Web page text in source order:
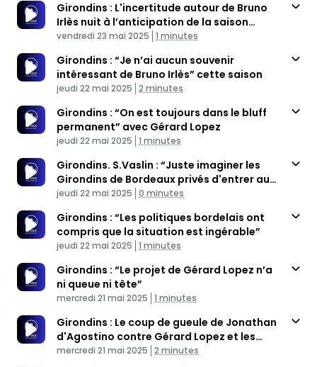
Girondins : L'incertitude autour de Bruno
Irlès nuit à l’anticipation de la saison
prochaine
Published At
vendredi 23 mai 2025 Time
1 minutes
Girondins : “Je n’ai aucun souvenir
intéressant de Bruno Irlès” cette saison
Published At
jeudi 22 mai 2025 Time
2 minutes
Girondins : “On est toujours dans le bluff
permanent” avec Gérard Lopez
Published At
jeudi 22 mai 2025 Time
1 minutes
Girondins. S.Vaslin : “Juste imaginer les
Girondins de Bordeaux privés d'entrer au
Haillan...”
Published At
jeudi 22 mai 2025 Time
0 minutes
Girondins : “Les politiques bordelais ont
compris que la situation est ingérable”
Published At
jeudi 22 mai 2025 Time
1 minutes
Girondins : “Le projet de Gérard Lopez n’a
ni queue ni tête”
Published At
mercredi 21 mai 2025 Time
1 minutes
Girondins : Le coup de gueule de Jonathan
d'Agostino contre Gérard Lopez et les
politiques
Published At
mercredi 21 mai 2025 Time
2 minutes